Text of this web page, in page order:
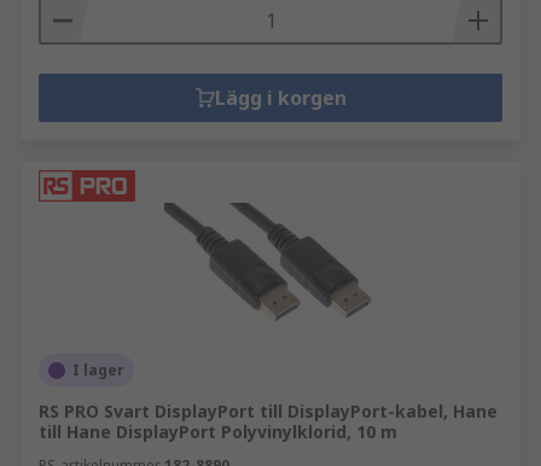
Lägg i korgen
I lager
RS PRO Svart DisplayPort till DisplayPort-kabel, Hane
till Hane DisplayPort Polyvinylklorid, 10 m